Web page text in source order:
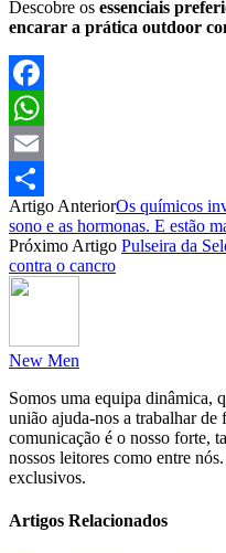
Descobre os essenciais
encarar a prática outdoor
Facebook
WhatsApp
Email
Partilhar
Artigo AnteriorOs químicos
sono e as hormonas. E estão
Próximo Artigo Pulseira da
contra o cancro
New Men
Somos uma equipa dinâmica,
união ajuda-nos a trabalhar
comunicação é o nosso forte,
nossos leitores como entre
exclusivos.
Artigos Relacionados